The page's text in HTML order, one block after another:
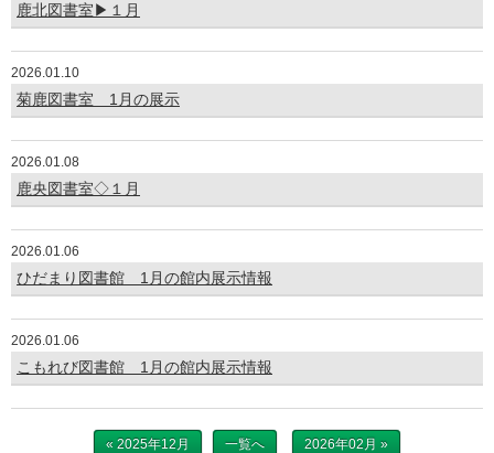
鹿北図書室▶１月
2026.01.10
菊鹿図書室 1月の展示
2026.01.08
鹿央図書室◇１月
2026.01.06
ひだまり図書館 1月の館内展示情報
2026.01.06
こもれび図書館 1月の館内展示情報
« 2025年12月 一覧へ 2026年02月 »